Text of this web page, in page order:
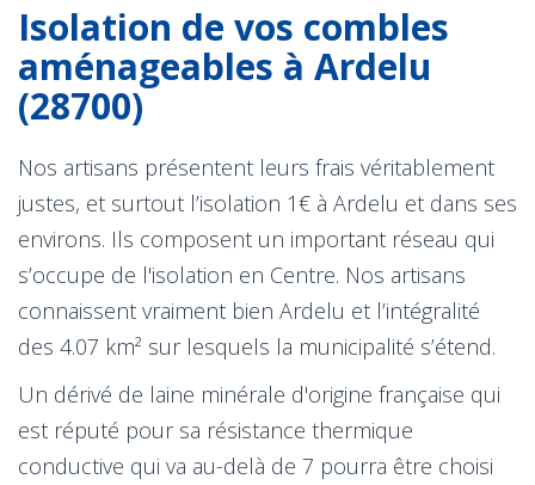
Isolation de vos combles
aménageables à Ardelu
(28700)
Nos artisans présentent leurs frais véritablement
justes, et surtout l’isolation 1€ à Ardelu et dans ses
environs. Ils composent un important réseau qui
s’occupe de l'isolation en Centre. Nos artisans
connaissent vraiment bien Ardelu et l’intégralité
des 4.07 km² sur lesquels la municipalité s’étend.
Un dérivé de laine minérale d'origine française qui
est réputé pour sa résistance thermique
conductive qui va au-delà de 7 pourra être choisi